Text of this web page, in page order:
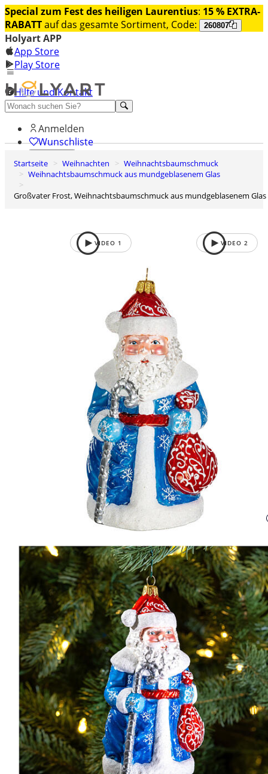
Special zum Fest des heiligen Laurentius: 15 % EXTRA-
RABATTauf das gesamte Sortiment, Code: 260807
Holyart APP
App Store
Play Store
Hilfe und Kontakt
Entdecken Sie Premium
Anmelden
Wunschliste
0
Warenkorb
Startseite Weihnachten
Weihnachtsbaumschmuck
Weihnachtsbaumschmuck aus mundgeblasenem Glas
Großvater Frost, Weihnachtsbaumschmuck aus mundgeblasenem Glas
VIDEO 1 VIDEO 2